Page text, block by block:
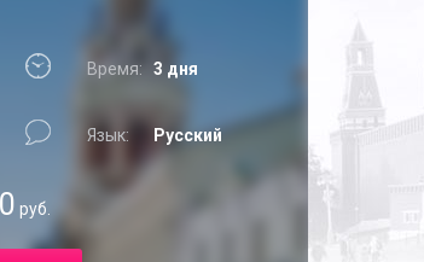
Время: 3 дня
Язык: Русский
руб.